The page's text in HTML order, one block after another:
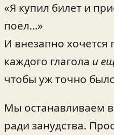
«Я купил билет и
поел…»
И внезапно хочется
каждого глагола и
чтобы уж точно
Мы останавливаем
ради занудства.